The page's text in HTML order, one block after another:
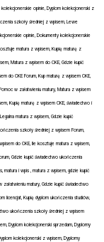
opinie, Dyplom kolekcjonerski z
szkoły średniej z wpisem, Lewe
opinie, Dokumenty kolekcjonerskie
matura z wpisem, Kupię maturę z
Matura z wpisem do CKE, Gdzie kupić
do CKE Forum, Kup maturę z wpisem CKE,
w załatwieniu matury, Matura z wpisem
Kupię maturę z wpisem CKE, świadectwo i
matura z wpisem, Gdzie kupić
szkoły średniej z wpisem Forum,
do CKE, Ile kosztuje matura z wpisem,
Gdzie kupić świadectwo ukończenia
matura i wpis , matura z wpisem, gdzie kupić
załatwieniu matury, Gdzie kupić świadectwo
licencjat, Kupię dyplom ukończenia studiów,
ukończenia szkoły średniej z wpisem
Dyplom kolekcjonerski sprzedam, Dyplomy
kolekcjonerski z wpisem, Dyplomy